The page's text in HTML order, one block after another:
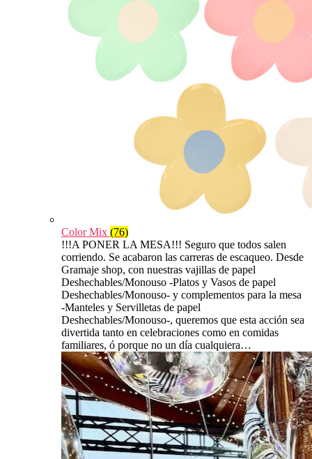
Color Mix (76)
!!!A PONER LA MESA!!! Seguro que todos salen
corriendo. Se acabaron las carreras de escaqueo. Desde
Gramaje shop, con nuestras vajillas de papel
Deshechables/Monouso -Platos y Vasos de papel
Deshechables/Monouso- y complementos para la mesa
-Manteles y Servilletas de papel
Deshechables/Monouso-, queremos que esta acción sea
divertida tanto en celebraciones como en comidas
familiares, ó porque no un día cualquiera…